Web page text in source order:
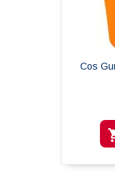
Cos